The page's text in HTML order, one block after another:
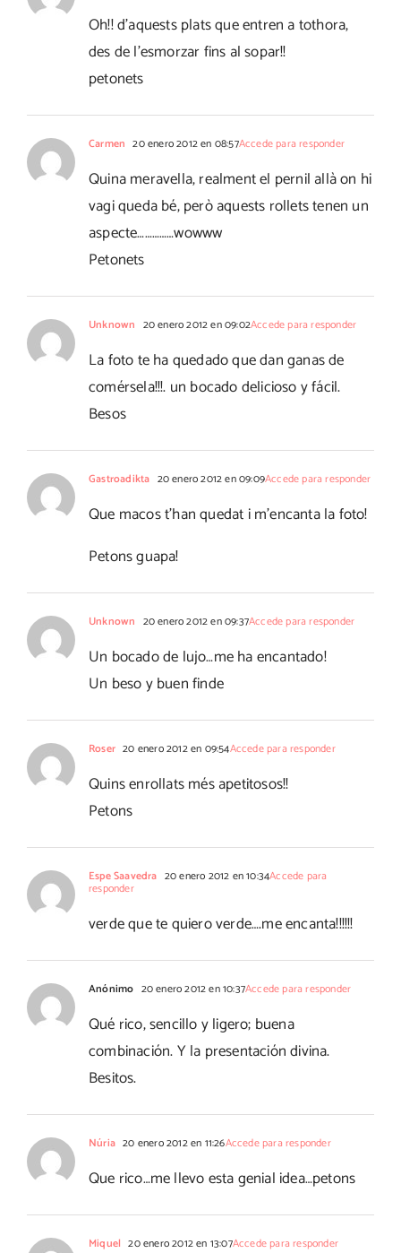
Oh!! d'aquests plats que entren a tothora,
des de l'esmorzar fins al sopar!!
petonets
Carmen 20 enero 2012 en 08:57Accede para responder
Quina meravella, realment el pernil allà on hi
vagi queda bé, però aquests rollets tenen un
aspecte……………wowww
Petonets
Unknown 20 enero 2012 en 09:02Accede para responder
La foto te ha quedado que dan ganas de
comérsela!!!. un bocado delicioso y fácil.
Besos
Gastroadikta 20 enero 2012 en 09:09Accede para responder
Que macos t'han quedat i m'encanta la foto!
Petons guapa!
Unknown 20 enero 2012 en 09:37Accede para responder
Un bocado de lujo…me ha encantado!
Un beso y buen finde
Roser 20 enero 2012 en 09:54Accede para responder
Quins enrollats més apetitosos!!
Petons
Espe Saavedra 20 enero 2012 en 10:34Accede para
responder
verde que te quiero verde….me encanta!!!!!!
Anónimo 20 enero 2012 en 10:37Accede para responder
Qué rico, sencillo y ligero; buena
combinación. Y la presentación divina.
Besitos.
Núria 20 enero 2012 en 11:26Accede para responder
Que rico…me llevo esta genial idea…petons
Miquel 20 enero 2012 en 13:07Accede para responder